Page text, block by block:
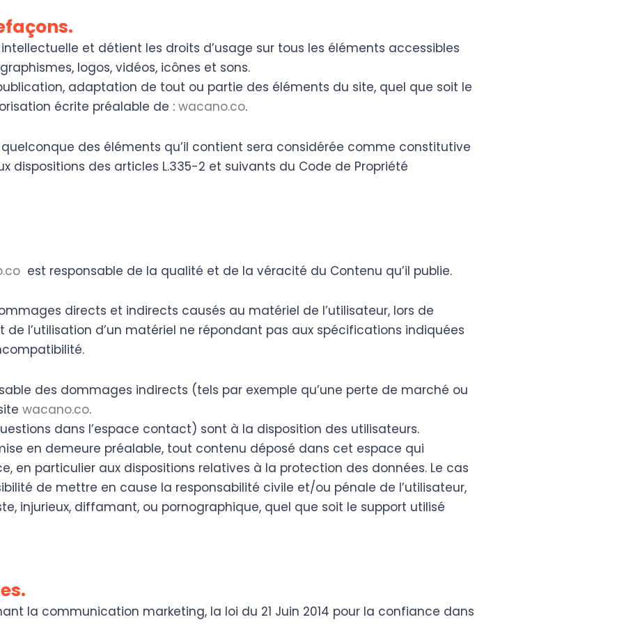
et détient les droits d’usage sur tous les éléments accessibles
logos, vidéos, icônes et sons.
adaptation de tout ou partie des éléments du site, quel que soit le
écrite préalable de : wacano.co.
des éléments qu’il contient sera considérée comme constitutive
des articles L.335-2 et suivants du Code de Propriété
est responsable de la qualité et de la véracité du Contenu qu’il publie.
directs et indirects causés au matériel de l’utilisateur, lors de
de l’utilisation d’un matériel ne répondant pas aux spécifications indiquées
des dommages indirects (tels par exemple qu’une perte de marché ou
wacano.co.
dans l’espace contact) sont à la disposition des utilisateurs.
en demeure préalable, tout contenu déposé dans cet espace qui
en particulier aux dispositions relatives à la protection des données. Le cas
de mettre en cause la responsabilité civile et/ou pénale de l’utilisateur,
injurieux, diffamant, ou pornographique, quel que soit le support utilisé
la communication marketing, la loi du 21 Juin 2014 pour la confiance dans